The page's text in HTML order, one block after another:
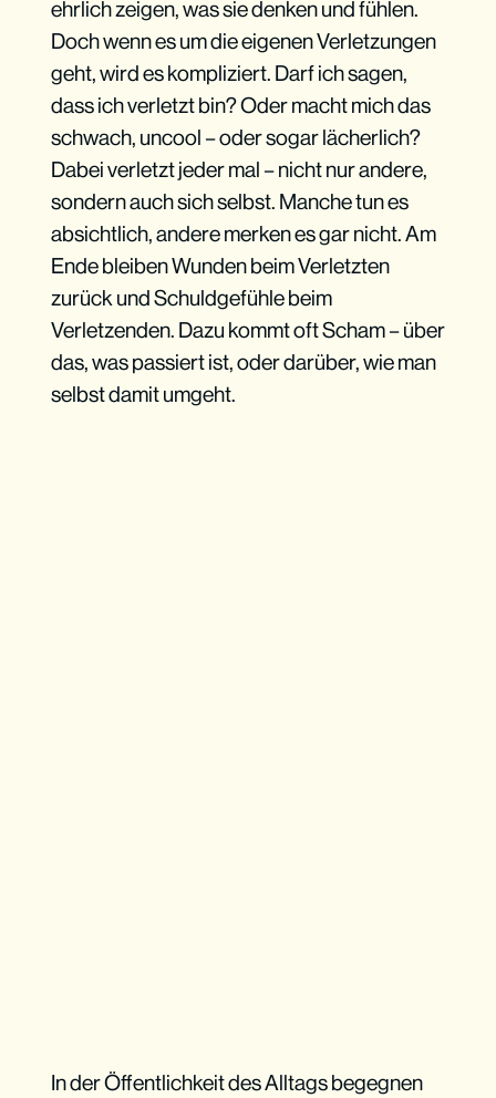
ehrlich zeigen, was sie denken und fühlen.
Doch wenn es um die eigenen Verletzungen
geht, wird es kompliziert. Darf ich sagen,
dass ich verletzt bin? Oder macht mich das
schwach, uncool – oder sogar lächerlich?
Dabei verletzt jeder mal – nicht nur andere,
sondern auch sich selbst. Manche tun es
absichtlich, andere merken es gar nicht. Am
Ende bleiben Wunden beim Verletzten
zurück und Schuldgefühle beim
Verletzenden. Dazu kommt oft Scham – über
das, was passiert ist, oder darüber, wie man
selbst damit umgeht.
In der Öffentlichkeit des Alltags begegnen